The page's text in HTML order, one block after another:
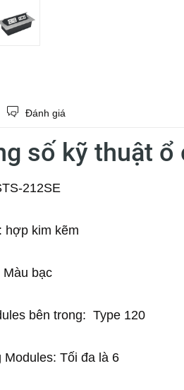
Đánh giá
số kỹ thuật ổ
212SE
hợp kim kẽm
Màu bạc
bên trong: Type 120
Modules: Tối đa là 6